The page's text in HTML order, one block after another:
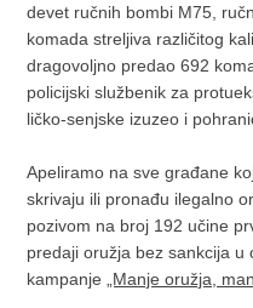
devet ručnih bombi M75,
komada streljiva različitog
dragovoljno predao 692
policijski službenik za
ličko-senjske izuzeo i
Apeliramo na sve građane
skrivaju ili pronađu ilegalno
pozivom na broj 192 učine
predaji oružja bez sankcija u
kampanje
„Manje oružja,